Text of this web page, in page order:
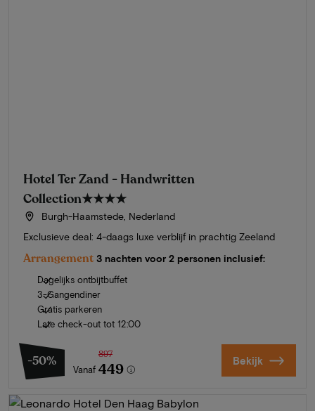
Hotel Ter Zand - Handwritten
Collection★★★★
Burgh-Haamstede, Nederland
Exclusieve deal: 4-daags luxe verblijf in prachtig Zeeland
Arrangement 3 nachten voor 2 personen inclusief:
Dagelijks ontbijtbuffet
3-Gangendiner
Gratis parkeren
Late check-out tot 12:00
-50%
Vanaf
897
449 Bekijk